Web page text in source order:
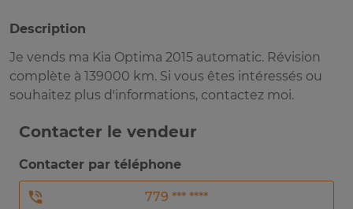
Description
Je vends ma Kia Optima 2015 automatic. Révision
complète à 139000 km. Si vous êtes intéressés ou
souhaitez plus d'informations, contactez moi.
Contacter le vendeur
Contacter par téléphone
779 *** ****